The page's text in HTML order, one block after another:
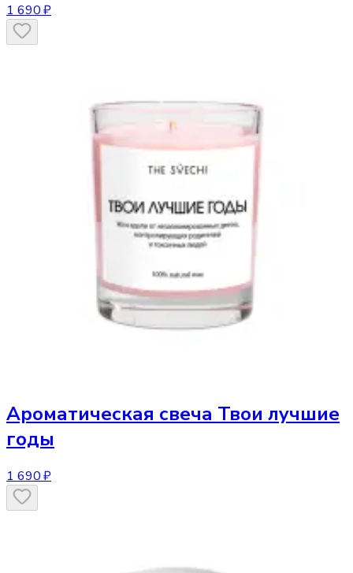
1 690 ₽
Ароматическая свеча Твои лучшие
годы
1 690 ₽